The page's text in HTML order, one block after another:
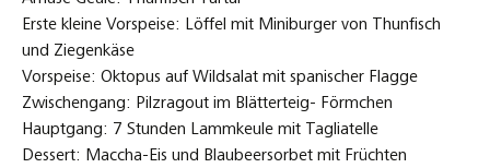
Erste kleine Vorspeise: Löffel mit Miniburger von Thunfisch
und Ziegenkäse
Vorspeise: Oktopus auf Wildsalat mit spanischer Flagge
Zwischengang: Pilzragout im Blätterteig- Förmchen
Hauptgang: 7 Stunden Lammkeule mit Tagliatelle
Dessert: Maccha-Eis und Blaubeersorbet mit Früchten